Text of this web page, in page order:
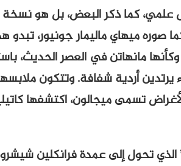
علمي، كما ذكر البعض، بل هو
صوره ميهاي ماليمار جونيور، تبدو
مانهاتن في العصر الحديث،
يرتدين أردية شفافة. وتتكون
تسمى ميجالون، اكتشفها
الذي تحول إلى عمدة فرانكلين